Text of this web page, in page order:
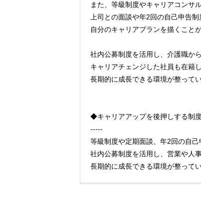
また、等級制度やキャリアコンサ
上司との面談や年2回の自己申告制
自分のキャリアプランを描くこと
社内公募制度を活用し、介護職か
キャリアチェンジした社員も在籍
長期的に成長できる環境が整って
◆キャリアアップを後押しする制
-----
等級制度や定期面談、年2回の自己
社内公募制度を活用し、営業や人
長期的に成長できる環境が整ってい